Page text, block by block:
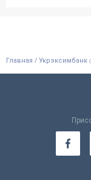
Главная / Укрэксимбанк